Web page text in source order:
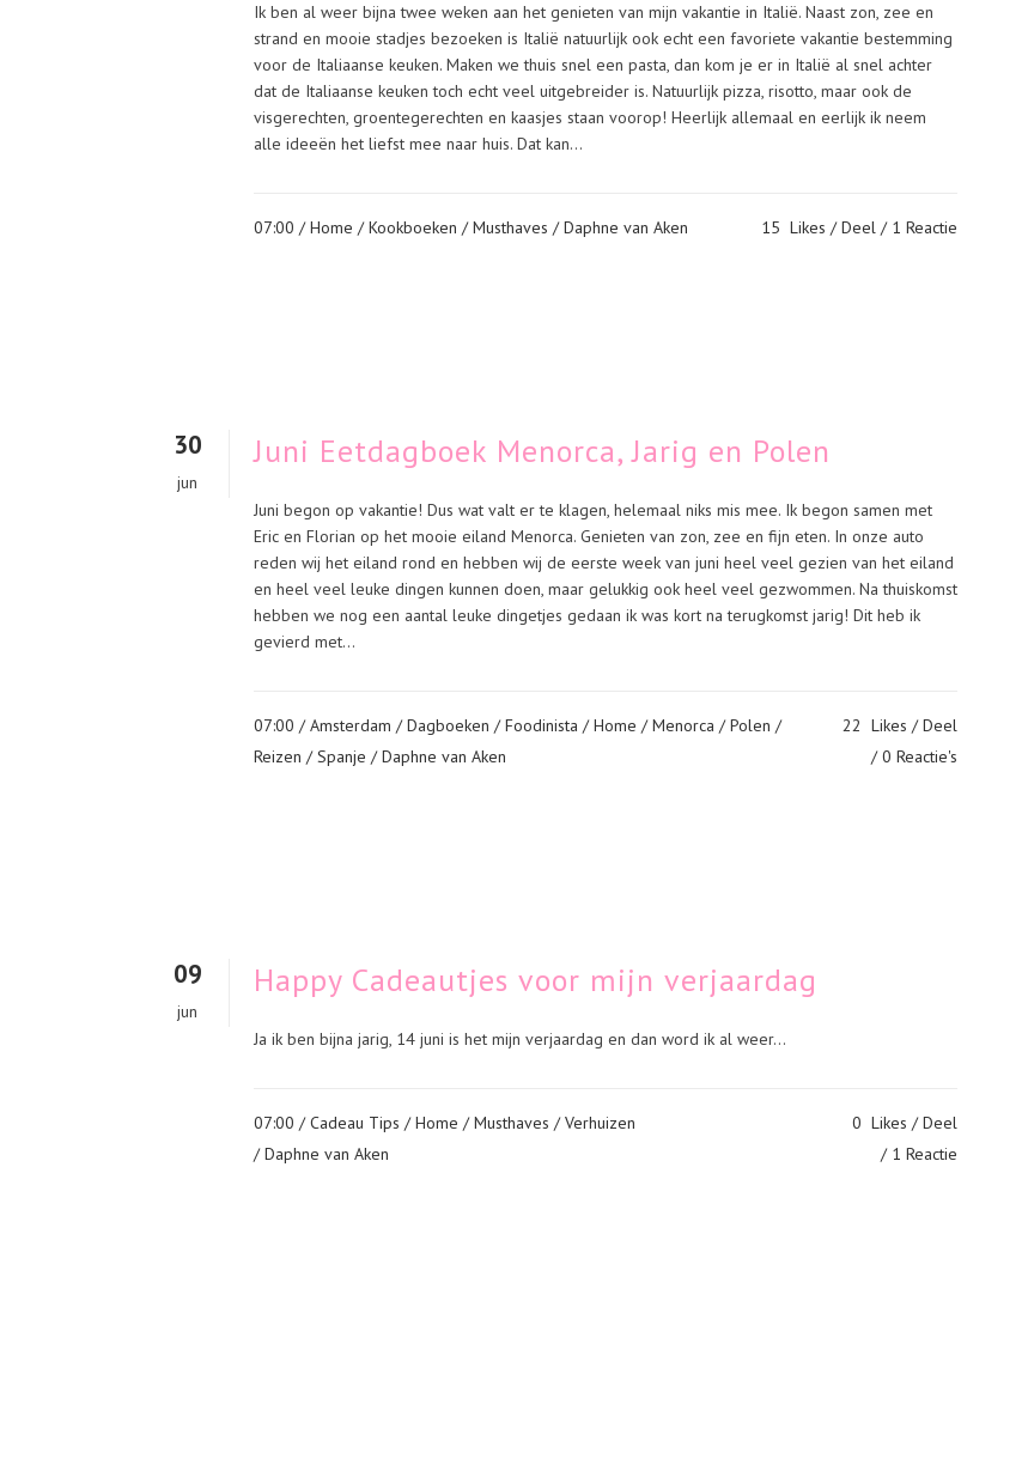
Ik ben al weer bijna twee weken aan het genieten van mijn vakantie in Italië. Naast zon, zee en
strand en mooie stadjes bezoeken is Italië natuurlijk ook echt een favoriete vakantie bestemming
voor de Italiaanse keuken. Maken we thuis snel een pasta, dan kom je er in Italië al snel achter
dat de Italiaanse keuken toch echt veel uitgebreider is. Natuurlijk pizza, risotto, maar ook de
visgerechten, groentegerechten en kaasjes staan voorop! Heerlijk allemaal en eerlijk ik neem
alle ideeën het liefst mee naar huis. Dat kan...
07:00 /Home /Kookboeken /Musthaves / Daphne van Aken 15 Likes Deel 1 Reactie
30
jun
Juni Eetdagboek Menorca, Jarig en Polen
Juni begon op vakantie! Dus wat valt er te klagen, helemaal niks mis mee. Ik begon samen met
Eric en Florian op het mooie eiland Menorca. Genieten van zon, zee en fijn eten. In onze auto
reden wij het eiland rond en hebben wij de eerste week van juni heel veel gezien van het eiland
en heel veel leuke dingen kunnen doen, maar gelukkig ook heel veel gezwommen. Na thuiskomst
hebben we nog een aantal leuke dingetjes gedaan ik was kort na terugkomst jarig! Dit heb ik
gevierd met...
07:00 /Amsterdam /Dagboeken /Foodinista /Home /Menorca /Polen /
Reizen /Spanje / Daphne van Aken
22 Likes
Deel
0 Reactie's
09
jun
Happy Cadeautjes voor mijn verjaardag
Ja ik ben bijna jarig, 14 juni is het mijn verjaardag en dan word ik al weer...
07:00 /Cadeau Tips /Home /Musthaves /Verhuizen
/ Daphne van Aken
0 Likes
Deel
1 Reactie